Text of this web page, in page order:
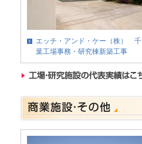
エッチ・アンド・ケー（株） 千
葉工場事務・研究棟新築工事